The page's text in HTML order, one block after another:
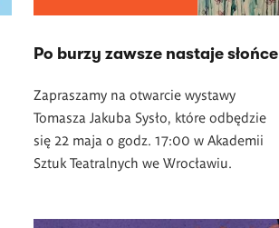
Po burzy zawsze nastaje słońce
Zapraszamy na otwarcie wystawy
Tomasza Jakuba Sysło, które odbędzie
się 22 maja o godz. 17:00 w Akademii
Sztuk Teatralnych we Wrocławiu.